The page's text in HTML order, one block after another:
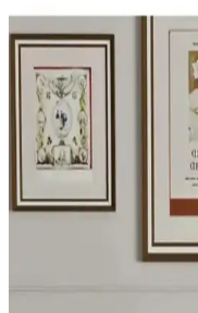
Evlerdeki Yeri ve
Beyaz tüylü terlikler,
kalitesi, taban desteği ve
keyifli hale getirir.
Yastık ve
Konforun En Güzel
Ev dekorasyonunda
getirerek yaşam
uyumu ile şık ve kullanışlı